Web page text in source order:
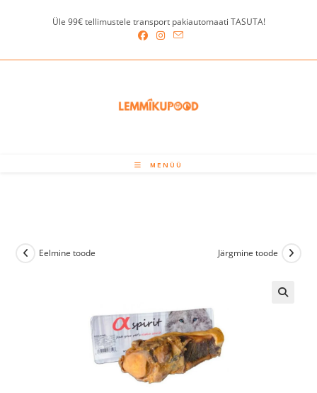
Üle 99€ tellimustele transport pakiautomaati TASUTA!
MENÜÜ
Eelmine toode Järgmine toode